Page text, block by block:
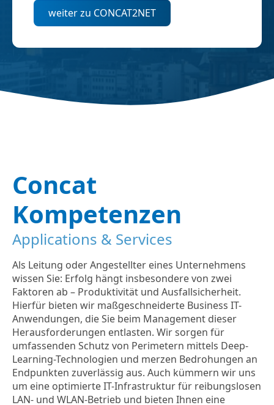
weiter zu CONCAT2NET
Concat
Kompetenzen
Applications & Services
Als Leitung oder Angestellter eines Unternehmens
wissen Sie: Erfolg hängt insbesondere von zwei
Faktoren ab – Produktivität und Ausfallsicherheit.
Hierfür bieten wir maßgeschneiderte Business IT-
Anwendungen, die Sie beim Management dieser
Herausforderungen entlasten. Wir sorgen für
umfassenden Schutz von Perimetern mittels Deep-
Learning-Technologien und merzen Bedrohungen an
Endpunkten zuverlässig aus. Auch kümmern wir uns
um eine optimierte IT-Infrastruktur für reibungslosen
LAN- und WLAN-Betrieb und bieten Ihnen eine